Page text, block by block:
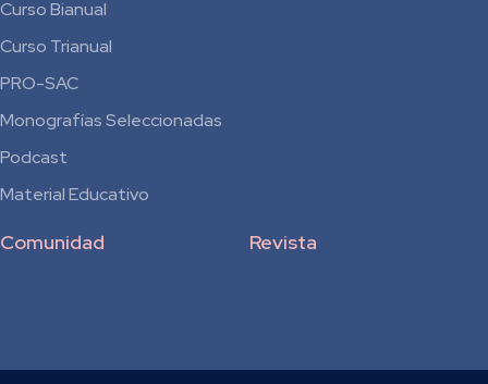
Curso Bianual
para
Residentes
Curso Trianual
PRO-SAC
Monografías Seleccionadas
Podcast
Material Educativo
Revista
Comunidad